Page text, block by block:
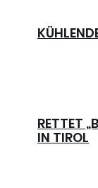
RETTET
IN TIROL